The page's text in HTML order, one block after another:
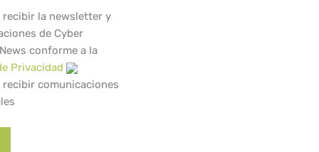
recibir la newsletter y
de Cyber
conforme a la
Privacidad
recibir comunicaciones